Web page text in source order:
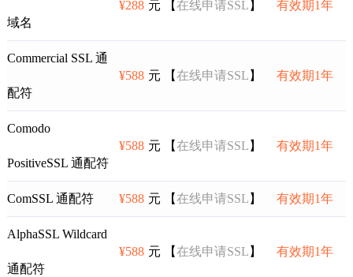
域名
¥288 元 【在线申请SSL 】 有效期1年
Commercial SSL 通
配符
¥588 元 【在线申请SSL 】 有效期1年
Comodo
PositiveSSL 通配符
¥588 元 【在线申请SSL 】 有效期1年
ComSSL 通配符 ¥588 元 【在线申请SSL 】 有效期1年
AlphaSSL Wildcard
通配符
¥588 元 【在线申请SSL 】 有效期1年